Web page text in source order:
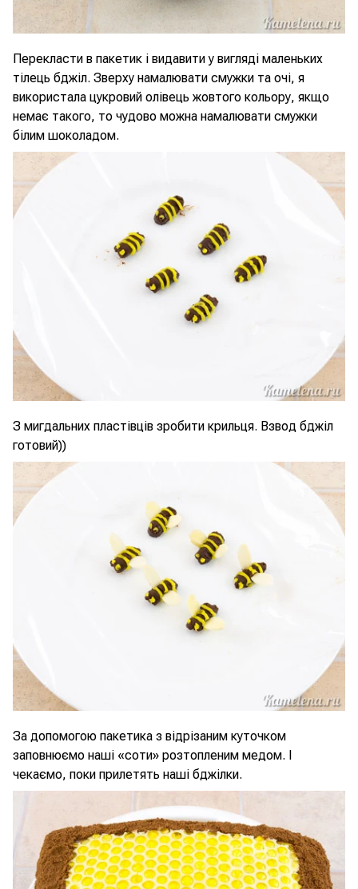
Перекласти в пакетик і видавити у вигляді маленьких
тілець бджіл. Зверху намалювати смужки та очі, я
використала цукровий олівець жовтого кольору, якщо
немає такого, то чудово можна намалювати смужки
білим шоколадом.
З мигдальних пластівців зробити крильця. Взвод бджіл
готовий))
За допомогою пакетика з відрізаним куточком
заповнюємо наші «соти» розтопленим медом. І
чекаємо, поки прилетять наші бджілки.